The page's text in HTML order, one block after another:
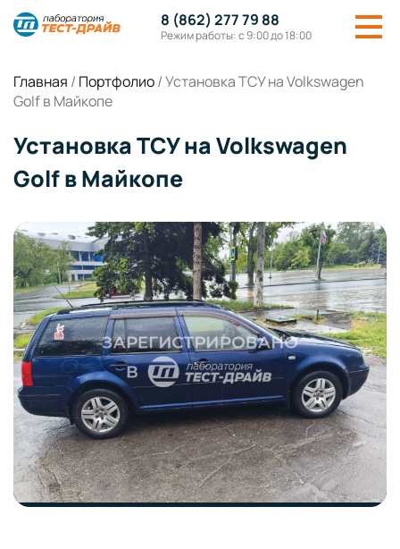
8 (862) 277 79 88
Режим работы: с 9:00 до 18:00
Главная / Портфолио/Установка ТСУ на Volkswagen
Golf в Майкопе
Установка ТСУ на Volkswagen
Golf в Майкопе